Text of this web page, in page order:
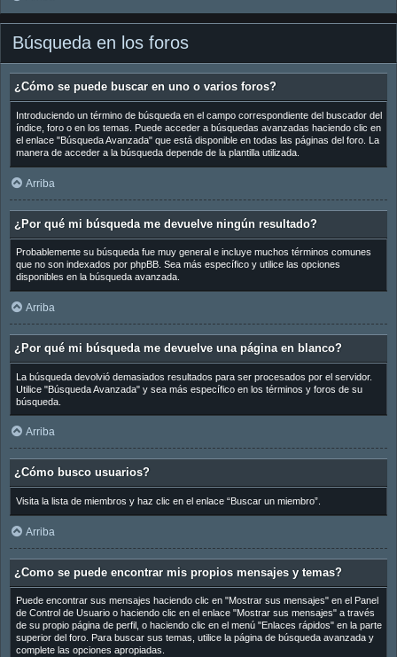
Búsqueda en los foros
¿Cómo se puede buscar en uno o varios foros?
Introduciendo un término de búsqueda en el campo correspondiente del buscador del
índice, foro o en los temas. Puede acceder a búsquedas avanzadas haciendo clic en
el enlace "Búsqueda Avanzada" que está disponible en todas las páginas del foro. La
manera de acceder a la búsqueda depende de la plantilla utilizada.
Arriba
¿Por qué mi búsqueda me devuelve ningún resultado?
Probablemente su búsqueda fue muy general e incluye muchos términos comunes
que no son indexados por phpBB. Sea más específico y utilice las opciones
disponibles en la búsqueda avanzada.
Arriba
¿Por qué mi búsqueda me devuelve una página en blanco?
La búsqueda devolvió demasiados resultados para ser procesados por el servidor.
Utilice "Búsqueda Avanzada" y sea más específico en los términos y foros de su
búsqueda.
Arriba
¿Cómo busco usuarios?
Visita la lista de miembros y haz clic en el enlace “Buscar un miembro”.
Arriba
¿Como se puede encontrar mis propios mensajes y temas?
Puede encontrar sus mensajes haciendo clic en "Mostrar sus mensajes" en el Panel
de Control de Usuario o haciendo clic en el enlace "Mostrar sus mensajes" a través
de su propio página de perfil, o haciendo clic en el menú "Enlaces rápidos" en la parte
superior del foro. Para buscar sus temas, utilice la página de búsqueda avanzada y
complete las opciones apropiadas.